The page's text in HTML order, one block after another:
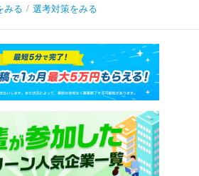
みる / 選考対策をみる